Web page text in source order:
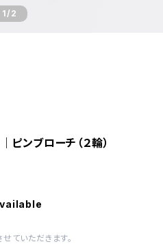
1/2
ンブローチ（２輪）
ていただきます。